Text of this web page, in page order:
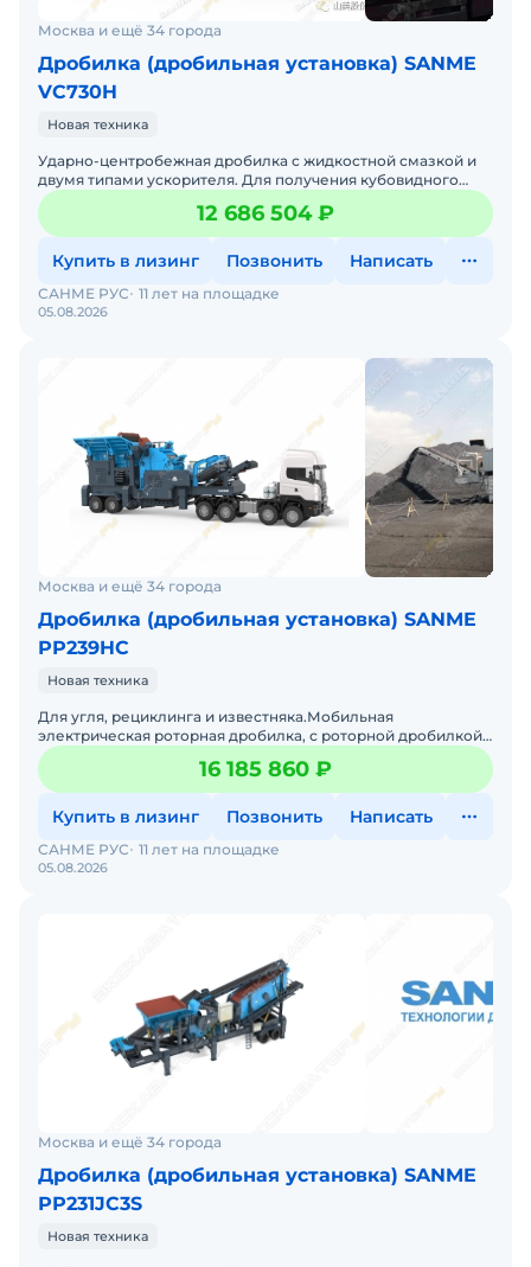
Москва и ещё 34 города
Дробилка (дробильная установка) SANME
VC730H
Новая техника
Ударно-центробежная дробилка с жидкостной смазкой и
двумя типами ускорителя. Для получения кубовидного
щебня мелкой фракции и песка с лещадностью до 10%, при
эт
12 686 504 ₽
Купить в лизинг Позвонить Написать
05.08.2026
САНМЕ РУС 11 лет на площадке
Москва и ещё 34 города
Дробилка (дробильная установка) SANME
РР239HC
Новая техника
Для угля, рециклинга и известняка.Мобильная
электрическая роторная дробилка, с роторной дробилкой
серии HC, которая установлена на полуприцепе с
вибрационным пи
16 185 860 ₽
Купить в лизинг Позвонить Написать
05.08.2026
САНМЕ РУС 11 лет на площадке
Москва и ещё 34 города
Дробилка (дробильная установка) SANME
РР231JC3S
Новая техника